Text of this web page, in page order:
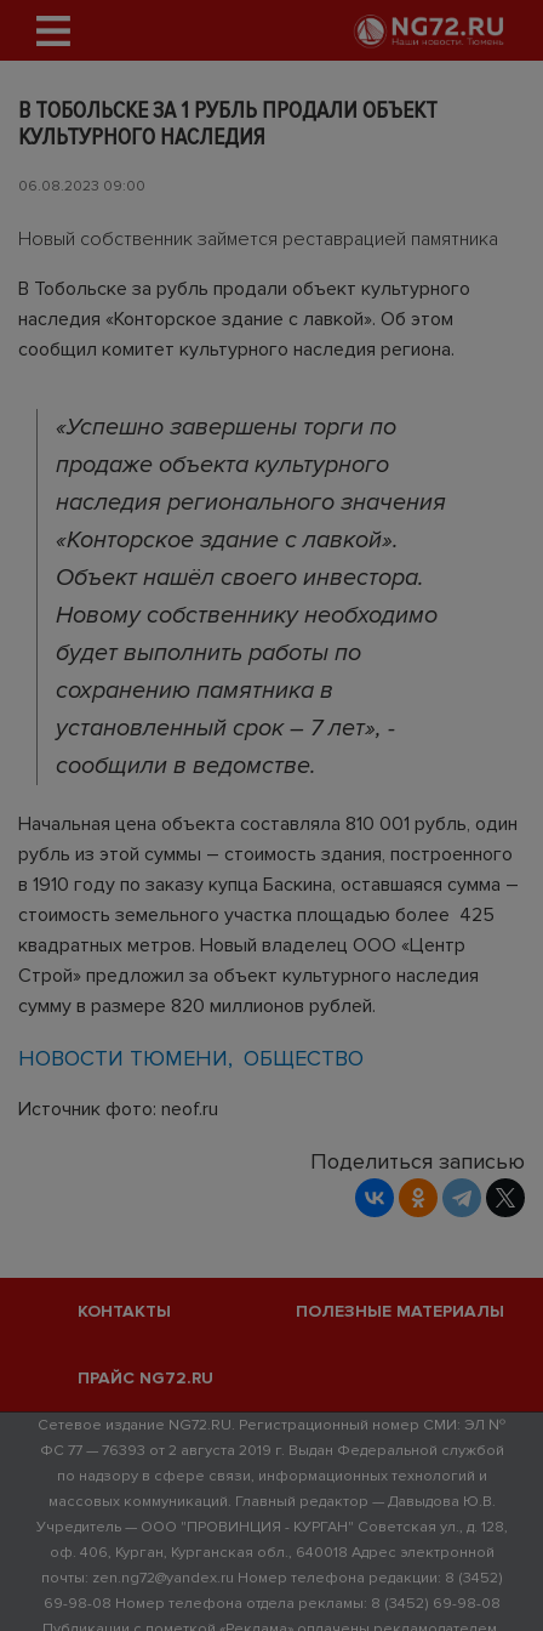
В ТОБОЛЬСКЕ ЗА 1 РУБЛЬ ПРОДАЛИ ОБЪЕКТ
КУЛЬТУРНОГО НАСЛЕДИЯ
06.08.2023 09:00
Новый собственник займется реставрацией памятника
В Тобольске за рубль продали объект культурного
наследия «Конторское здание с лавкой». Об этом
сообщил комитет культурного наследия региона.
«Успешно завершены торги по
продаже объекта культурного
наследия регионального значения
«Конторское здание с лавкой».
Объект нашёл своего инвестора.
Новому собственнику необходимо
будет выполнить работы по
сохранению памятника в
установленный срок – 7 лет», -
сообщили в ведомстве.
Начальная цена объекта составляла 810 001 рубль, один
рубль из этой суммы – стоимость здания, построенного
в 1910 году по заказу купца Баскина, оставшаяся сумма –
стоимость земельного участка площадью более 425
квадратных метров. Новый владелец ООО «Центр
Строй» предложил за объект культурного наследия
сумму в размере 820 миллионов рублей.
НОВОСТИ ТЮМЕНИ ОБЩЕСТВО
Источник фото: neof.ru
Поделиться записью
КОНТАКТЫ ПОЛЕЗНЫЕ МАТЕРИАЛЫ
ПРАЙС NG72.RU
Сетевое издание NG72.RU. Регистрационный номер СМИ: ЭЛ №
ФС 77 — 76393 от 2 августа 2019 г. Выдан Федеральной службой
по надзору в сфере связи, информационных технологий и
массовых коммуникаций. Главный редактор — Давыдова Ю.В.
Учредитель — ООО "ПРОВИНЦИЯ - КУРГАН" Советская ул., д. 128,
оф. 406, Курган, Курганская обл., 640018 Адрес электронной
почты: zen.ng72@yandex.ru Номер телефона редакции: 8 (3452)
69-98-08 Номер телефона отдела рекламы: 8 (3452) 69-98-08